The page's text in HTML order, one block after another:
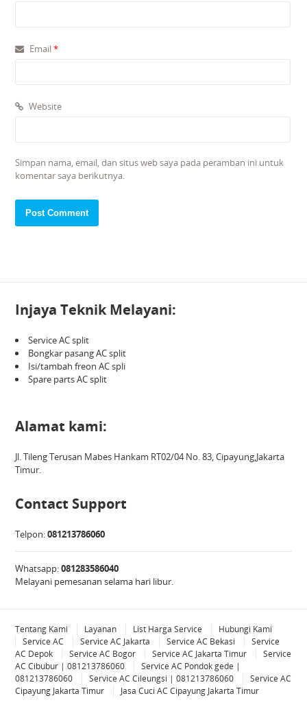
Email*
Website
Simpan nama, email, dan situs web saya pada peramban ini untuk
komentar saya berikutnya.
Injaya Teknik Melayani:
Service AC split
Bongkar pasang AC split
Isi/tambah freon AC spli
Spare parts AC split
Alamat kami:
Jl. Tileng Terusan Mabes Hankam RT02/04 No. 83, Cipayung,Jakarta
Timur.
Contact Support
Telpon:081213786060
Whatsapp:081283586040
Melayani pemesanan selama hari libur.
Tentang Kami Layanan List Harga Service
Hubungi Kami
Service AC
Service AC Jakarta Service AC Bekasi
Service
AC Depok
Service AC Bogor Service AC Jakarta Timur
Service
AC Cibubur | 081213786060
Service AC Pondok gede |
081213786060
Service AC Cileungsi | 081213786060
Service AC
Cipayung Jakarta Timur
Jasa Cuci AC Cipayung Jakarta Timur